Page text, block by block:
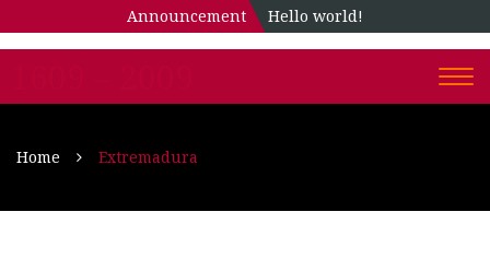
Announcement Hello world!
Home Extremadura